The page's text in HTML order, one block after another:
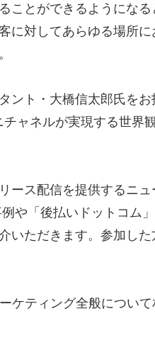
とができるようになる
に対してあらゆる場所
ト・大橋信太郎氏を
ャネルが実現する世界
ース配信を提供するニ
や「後払いドットコム
いただきます。参加し
ケティング全般につい